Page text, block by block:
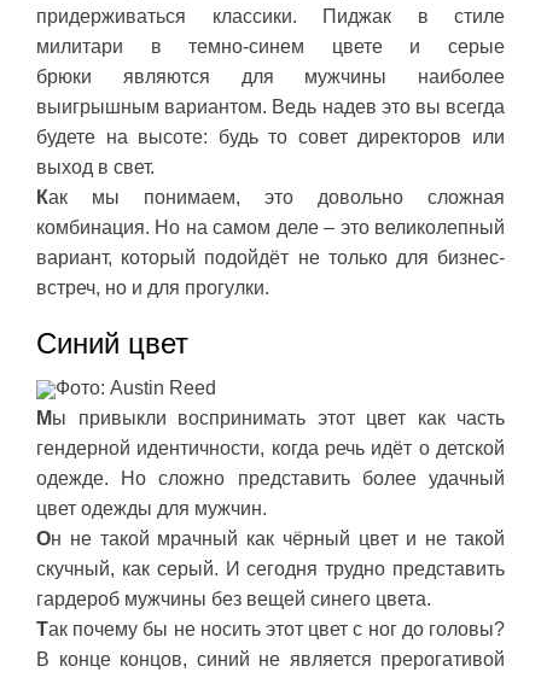
придерживаться классики. Пиджак в стиле
милитари в темно-синем цвете и серые
брюки являются для мужчины наиболее
выигрышным вариантом. Ведь надев это вы всегда
будете на высоте: будь то совет директоров или
выход в свет.
Как мы понимаем, это довольно сложная
комбинация. Но на самом деле – это великолепный
вариант, который подойдёт не только для бизнес-
встреч, но и для прогулки.
Синий цвет
Фото: Austin Reed
Мы привыкли воспринимать этот цвет как часть
гендерной идентичности, когда речь идёт о детской
одежде. Но сложно представить более удачный
цвет одежды для мужчин.
Он не такой мрачный как чёрный цвет и не такой
скучный, как серый. И сегодня трудно представить
гардероб мужчины без вещей синего цвета.
Так почему бы не носить этот цвет с ног до головы?
В конце концов, синий не является прерогативой